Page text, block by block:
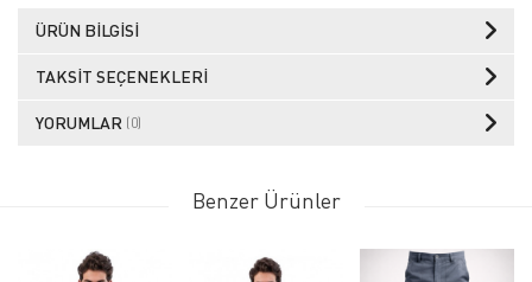
ÜRÜN BILGISI
TAKSIT SEÇENEKLERI
YORUMLAR (0)
Benzer Ürünler